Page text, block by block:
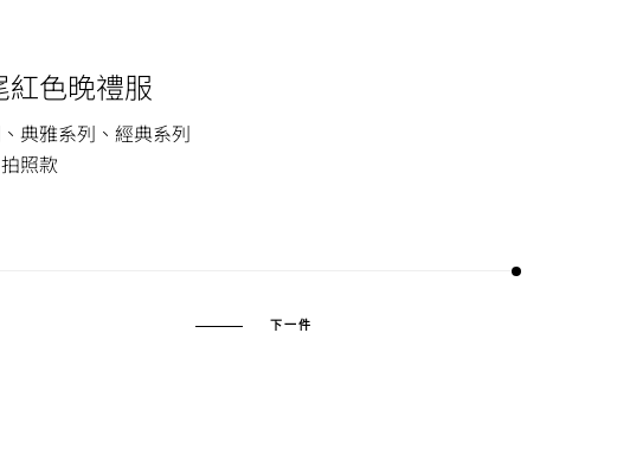
紅色晚禮服
典雅系列、經典系列
照款
下一件